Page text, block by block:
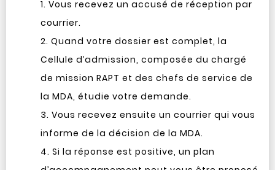
Vous recevez un accusé de réception par
courrier.
Quand votre dossier est complet, la
Cellule d’admission, composée du chargé
de mission RAPT et des chefs de service de
la MDA, étudie votre demande.
Vous recevez ensuite un courrier qui vous
informe de la décision de la MDA.
Si la réponse est positive, un plan